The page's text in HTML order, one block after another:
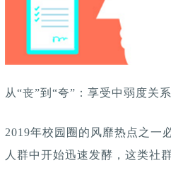
从“丧”到“夸”：享受中弱度关系
2019年校园圈的风靡热点之一
人群中开始迅速发酵，这类社